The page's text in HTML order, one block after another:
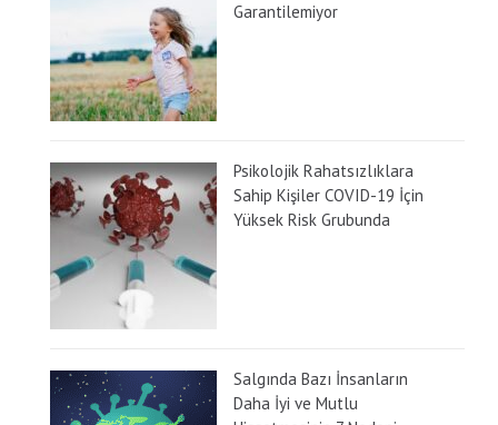
Garantilemiyor
Psikolojik Rahatsızlıklara
Sahip Kişiler COVID-19 İçin
Yüksek Risk Grubunda
Salgında Bazı İnsanların
Daha İyi ve Mutlu